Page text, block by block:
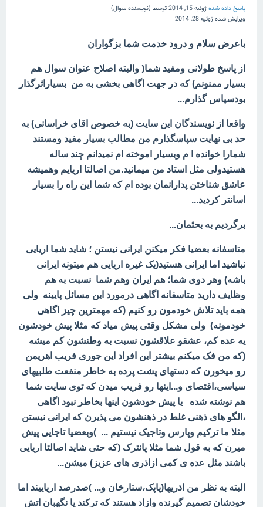
پاسخ داده شدهژوئیه 15, 2014 توسط (نویسنده سوال)
ویرایش شدهژوئیه 28, 2014
باعرض سلام و درود خدمت شما بزگواران
از پاسخ طولانی ومفید شما( والبته اصلاح عنوان سوال هم
بسیار ممنونم) که در جهت اگاهی بخشی به من بسیاراثرگذار
بودسپاس گذارم...
واقعا از نویسندگان این سایت (به خصوص اقای خراسانی) به
حد بی نهایت سپاسگذارم من مطالب بسیار مفید ومستند
شمارا خوانده ا م وبسیار اموخته ام نمیدانم چند ساله
هستیدولی مثل استاد من میمانید.من اصالتا اریایم وهمیشه
عاشق شناختن پدارانمان بوده ام که شما این راه را بسیار
اسانتر کردید...
برگردیم به بحثمان...
متاسفانه بعضیا فکر میکنن ایرانی نیستن ؛ شاید شما اریایی
نباشید اما ایرانی هستید(یک غیره اریایی هم میتونه ایرانی
باشه) وهر دوی شما؛ هم ایران وهم شما نسبت به هم
وظایف دارید متاسفانه اگاهی درمورد این مسائل پایینه ولی
همه باید تلاش خودمون رو کنیم (که مهمترین چیز اگاهی
خودمونه) ولی مشکل وقتی پیش میاد که مثلا پیش خودشون
یه عده کم، عشقو علاقشون نسبت به وطنشون کم میشه
(که من فک میکنم بیشتر این افراد این جوری فریب اهریمن
رو میخورن که دستهای پشت پرده به خاطر منفعت طلبیهای
سیاسی،اقتصای و...اینها رو فریب میدن که توی سایت شما
هم نوشته شده یا پیش خودشون اینها بخاطر نبود اگاهی
،الگو های ذهنی غلط در ذهنشون می پذیرن که ایرانی نیستن
مثلا ما ترکیم وپارس وتاجیک نیستیم ... )وبعضیا تاجایی پیش
میرن که به قول شما مثلا پانترک (که حتی شاید اصالتا اریایی
باشند مثل عده ی کمی ازاذری های عزیز) میشن...
البته به نظر من اذریها(پاپک،ستارخان و... )صدرصد اریاییند اما
خودشان تصمیم گیرنده وازاد هستند که ترکند یا نگهبان اتش